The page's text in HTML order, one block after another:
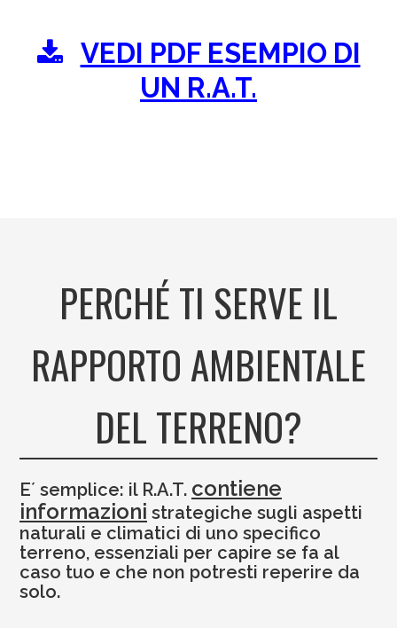
VEDI PDF ESEMPIO DI
UN R.A.T.
PERCHÉ TI SERVE IL
RAPPORTO AMBIENTALE
DEL TERRENO?
E´ semplice: il R.A.T. contiene
informazioni strategiche sugli aspetti
naturali e climatici di uno specifico
terreno, essenziali per capire se fa al
caso tuo e che non potresti reperire da
solo.